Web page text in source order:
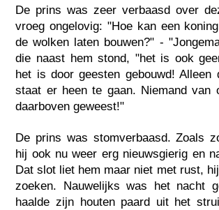
De prins was zeer verbaasd over
vroeg ongelovig: "Hoe kan een
de wolken laten bouwen?" -
die naast hem stond, "het is ook
het is door geesten gebouwd!
staat er heen te gaan. Niemand van
daarboven geweest!"
De prins was stomverbaasd. Zoals
hij ook nu weer erg nieuwsgierig en
Dat slot liet hem maar niet met rust,
zoeken. Nauwelijks was het nacht
haalde zijn houten paard uit het